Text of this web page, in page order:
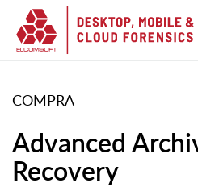
COMPRA
Advanced
Recovery